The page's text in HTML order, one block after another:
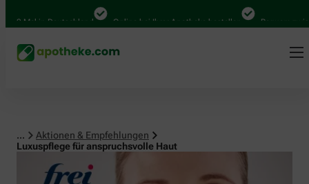
in Deutschland Online bei Ihrer Apotheke bestellen Bequem zwischen
...
Aktionen & Empfehlungen
Luxuspflege für anspruchsvolle Haut